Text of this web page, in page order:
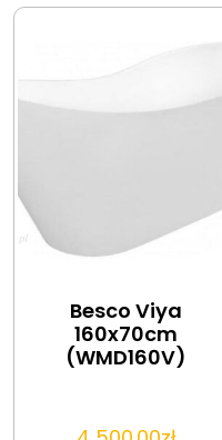
Besco Viya
160x70cm
(WMD160V)